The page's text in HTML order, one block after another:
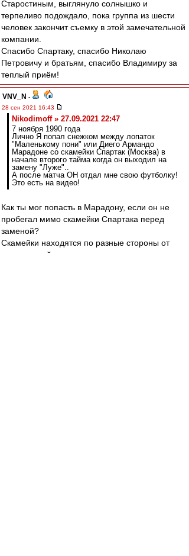
Старостиным, выглянуло солнышко и
терпеливо подождало, пока группа из шести
человек закончит съемку в этой замечательной
компании.
Спасибо Спартаку, спасибо Николаю
Петровичу и братьям, спасибо Владимиру за
теплый приём!
VNV_N -
28 сен 2021 16:43
Nikodimoff » 27.09.2021 22:47
7 ноября 1990 года
Лично Я попал снежком между лопаток
"Маленькому пони" или Диего Армандо
Марадоне со скамейки Спартак (Москва) в
начале второго тайма когда он выходил на
замену "Луже"..
А после матча ОН отдал мне свою футболку!
Это есть на видео!
Как ты мог попасть в Марадону, если он не
пробегал мимо скамейки Спартака перед
заменой?
Скамейки находятся по разные стороны от
центральной линии и невозможно перед